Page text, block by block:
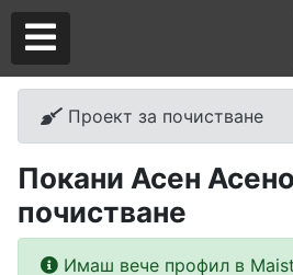
Проект за почистване
Покани Асен
почистване
Имаш вече профил в
Аз съм майстор